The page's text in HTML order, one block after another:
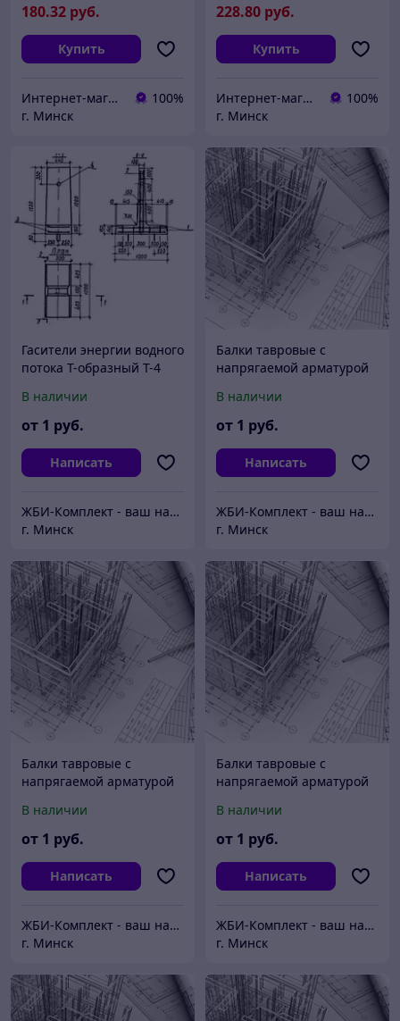
180.32 руб.
Купить
Интернет-магазин 24маркет.бел
100%
г. Минск
228.80 руб.
Купить
Интернет-магазин 24маркет.бел
100%
г. Минск
Гасители энергии водного
потока Т-образный Т-4
В наличии
от 1 руб.
Написать
ЖБИ-Комплект - ваш надежный поставщик железобетонных изделий
г. Минск
Балки тавровые с
напрягаемой арматурой
В наличии
от 1 руб.
Написать
ЖБИ-Комплект - ваш надежный поставщик железобетонных изделий
г. Минск
Балки тавровые с
напрягаемой арматурой
В наличии
от 1 руб.
Написать
ЖБИ-Комплект - ваш надежный поставщик железобетонных изделий
г. Минск
Балки тавровые с
напрягаемой арматурой
В наличии
от 1 руб.
Написать
ЖБИ-Комплект - ваш надежный поставщик железобетонных изделий
г. Минск